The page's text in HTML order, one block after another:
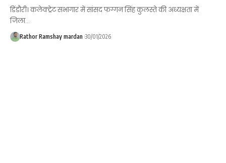
डिंडौरी। कलेक्ट्रेट सभागार में सांसद फग्गन सिंह कुलस्ते की अध्यक्षता में
जिला…
Rathor Ramshay mardan 30/01/2026